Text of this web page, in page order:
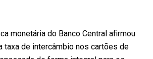
monetária do Banco Central afirmou
taxa de intercâmbio nos cartões de